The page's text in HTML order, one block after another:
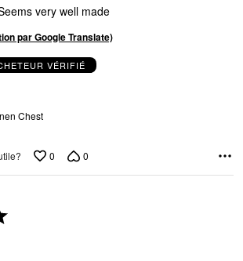
very well made
par Google Translate)
VÉRIFIÉ
Chest
0 0